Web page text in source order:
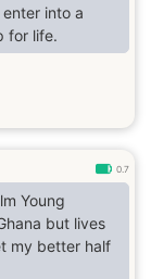
into a
for life.
0.7
Young
but lives
my better half